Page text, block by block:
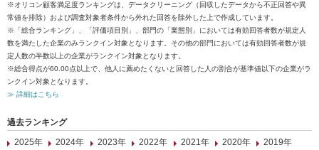
※オリコン顧客満足度ランキングは、データクリーニング（回収したデータから不正回答や異
常値を排除）および調査対象者条件から外れた回答を除外した上で作成しています。
※「総合ランキング」、「評価項目別」、部門の「業態別」においては有効回答者数が規定人
数を満たした企業のみランクイン対象となります。その他の部門においては有効回答者数が規
定人数の半数以上の企業がランクイン対象となります。
※総合得点が60.00点以上で、他人に薦めたくないと回答した人の割合が基準値以下の企業がラ
ンクイン対象となります。
≫ 詳細はこちら
過去ランキング
2025年
2024年 2023年 2022年 2021年 2020年
2019年